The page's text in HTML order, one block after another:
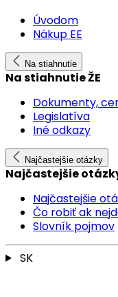
Úvodom
Nákup EE
Na stiahnutie
Na stiahnutie ŽE
Dokumenty,
Legislatíva
Iné odkazy
Najčastejšie otázky
Najčastejšie
Najčastejšie
Čo robiť ak
Slovník pojmov
SK